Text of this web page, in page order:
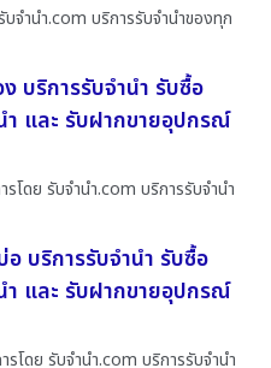
จํานํา.com บริการรับจำนำของทุก
บริการรับจำนำ รับซื้อ
และ รับฝากขายอุปกรณ์
โดย รับจํานํา.com บริการรับจำนำ
บริการรับจำนำ รับซื้อ
และ รับฝากขายอุปกรณ์
โดย รับจํานํา.com บริการรับจำนำ